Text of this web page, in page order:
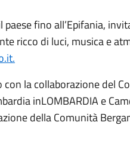
fino all’Epifania,
ricco di luci, musica e
la collaborazione del
inLOMBARDIA e
della Comunità